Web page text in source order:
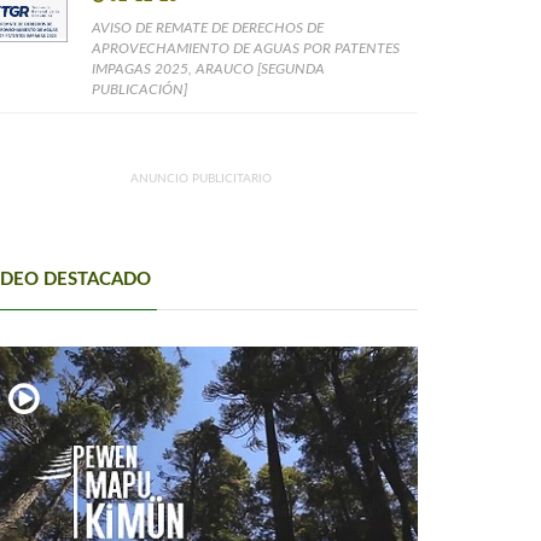
AVISO DE REMATE DE DERECHOS DE
APROVECHAMIENTO DE AGUAS POR PATENTES
IMPAGAS 2025, ARAUCO [SEGUNDA
PUBLICACIÓN]
ANUNCIO PUBLICITARIO
DESTACADO